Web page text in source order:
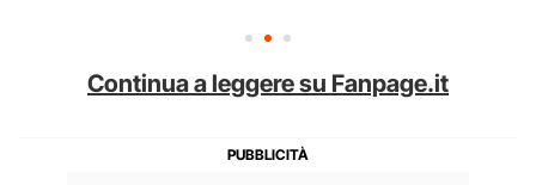
Continua a leggere su Fanpage.it